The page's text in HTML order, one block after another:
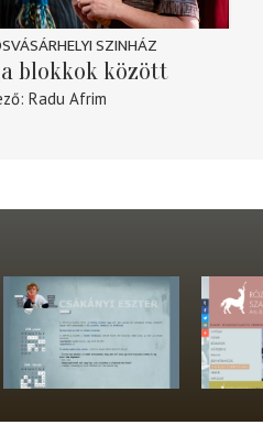
SZINHÁZ
a blokkok között
Radu Afrim